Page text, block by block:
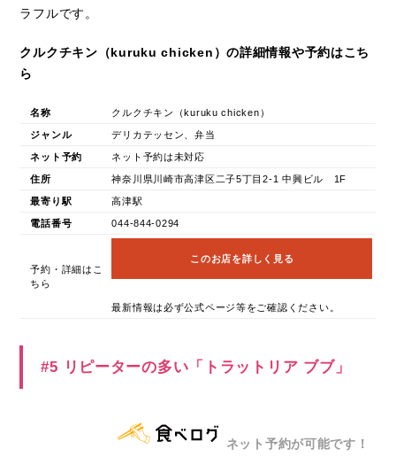
ラフルです。
クルクチキン（kuruku chicken）の詳細情報や予約はこち
ら
名称 クルクチキン（kuruku chicken）
ジャンル デリカテッセン、弁当
ネット予約 ネット予約は未対応
住所 神奈川県川崎市高津区二子5丁目2-1 中興ビル 1F
最寄り駅 高津駅
電話番号 044-844-0294
予約・詳細はこ
ちら
このお店を詳しく見る
最新情報は必ず公式ページ等をご確認ください。
#5 リピーターの多い「トラットリア ブブ」
ネット予約が可能です！